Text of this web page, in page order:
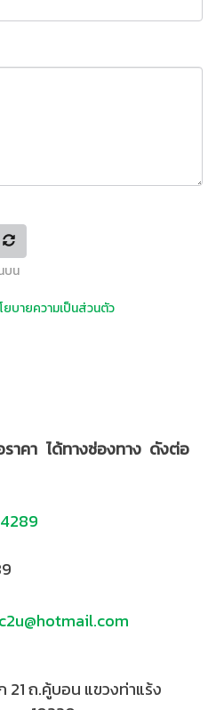
บน
ยบายความเป็นส่วนตัว
ราคา ได้ทางช่องทาง ดังต่อ
21ถ.คู้บอน แขวงท่าแร้ง